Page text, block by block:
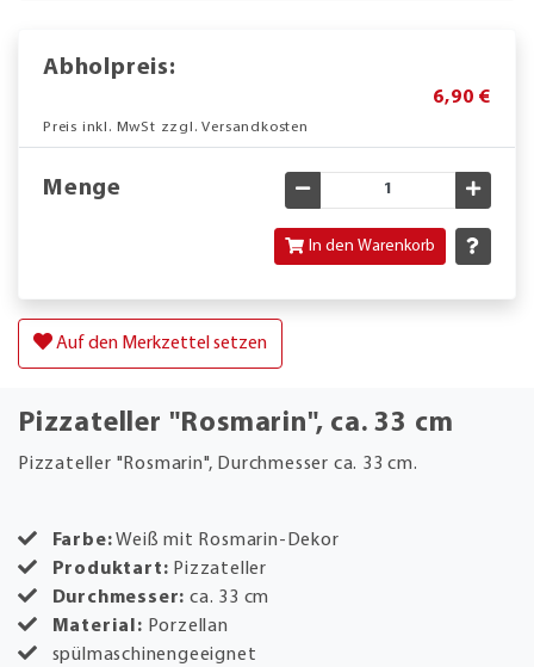
Abholpreis:
6,90 €
Preis inkl. MwSt zzgl. Versandkosten
Menge Gewünschte Menge
In den Warenkorb
Auf den Merkzettel setzen
Pizzateller "Rosmarin", ca. 33 cm
Pizzateller "Rosmarin", Durchmesser ca. 33 cm.
Farbe: Weiß mit Rosmarin-Dekor
Produktart: Pizzateller
Durchmesser:ca. 33 cm
Material: Porzellan
spülmaschinengeeignet